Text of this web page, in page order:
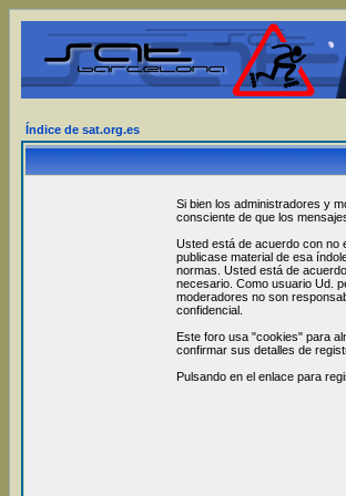
Índice de sat.org.es
Si bien los administradores y
consciente de que los
Usted está de acuerdo con no
publicase material de esa
normas. Usted está de
necesario. Como usuario Ud.
moderadores no son
confidencial.
Este foro usa "cookies" para
confirmar sus detalles de
Pulsando en el enlace para